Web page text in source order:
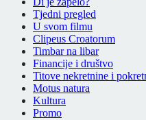
Tjedni pregled
U svom filmu
Clipeus Croatorum
Timbar na libar
Financije i društvo
Titove nekretnine i
Motus natura
Kultura
Promo